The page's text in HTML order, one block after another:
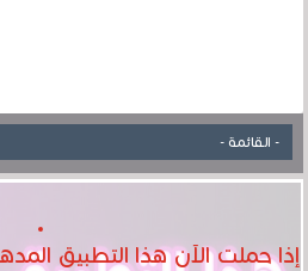
إذا حملت الآن هذا التطبيق